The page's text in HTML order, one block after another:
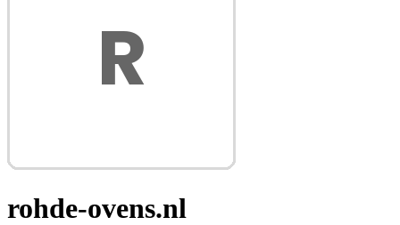
rohde-ovens.nl